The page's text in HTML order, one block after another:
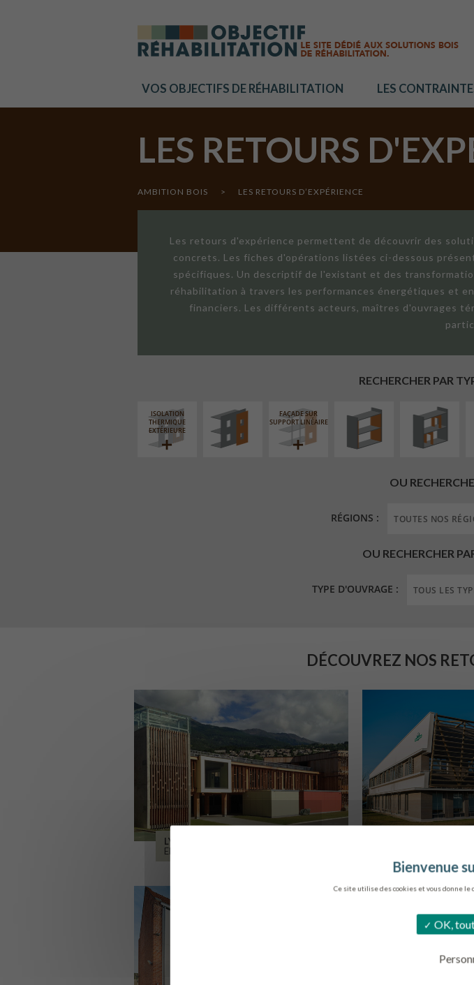
Ce site utilise des cookies et vous donne le
OK,
VOS OBJECTIFS DE RÉHABILITATION LES
LES RETOURS
AMBITION BOIS > LES RETOURS D’EXPÉRIENCE
Les retours d'expérience permettent de découvrir des
concrets. Les fiches d'opérations listées ci-dessous
spécifiques. Un descriptif de l'existant et des
réhabilitation à travers les performances énergétiques et
financiers. Les différents acteurs, maîtres d'ouvrages
RECHERCHER PAR
ISOLATION
THERMIQUE
EXTÉRIEURE
FAÇADE SUR
SUPPORT LINÉAIRE
INTÉRIEURE
OU
RÉGIONS :
OU RECHERCHER
TYPE D'OUVRAGE :
DÉCOUVREZ NOS
LYCÉE ALPES ET DURANCE
EMBRUN